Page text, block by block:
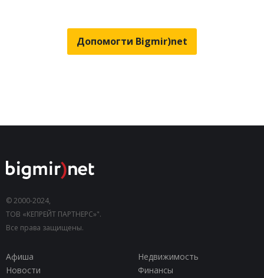
Допомогти Bigmir)net
© 2000-2024,
ТОВ «КЕПРЕЙТ ПАРТНЕРС»".
Все права защищены.
Афиша
Недвижимость
Новости
Финансы